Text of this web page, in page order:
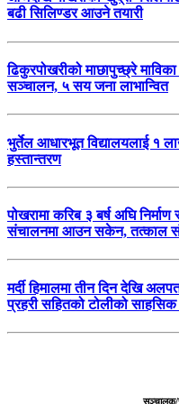
बढी सिलिण्डर आउने तयारी
ढिकुरपोखरीको माछापुच्छ्रे माविका
सञ्चालन, ५ सय जना लाभान्वित
भुर्तेल आधारभूत विद्यालयलाई १
हस्तान्तरण
पोखरामा करिब ३ बर्ष अघि
संचालनमा आउन सकेन, तत्काल
मर्दी हिमालमा तीन दिन देखि
प्रहरी सहितको टोलीको साहसिक
सञ्चालक/